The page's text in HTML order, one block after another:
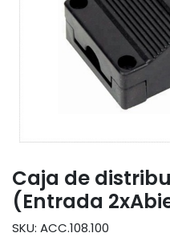
Caja de
(Entrada
SKU: ACC.108.100